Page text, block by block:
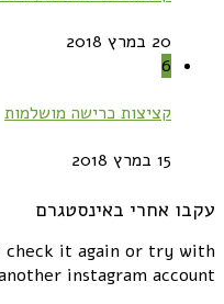
20 במרץ 2018
6
קציצות כרישה מושלמות
15 במרץ 2018
עקבו אחרי באינסטגרם
check it again or try with
instagram account.